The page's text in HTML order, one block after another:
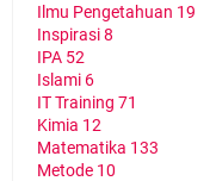
Ilmu Pengetahuan 19
Inspirasi8
IPA 52
Islami 6
IT Training 71
Kimia 12
Matematika 133
Metode 10